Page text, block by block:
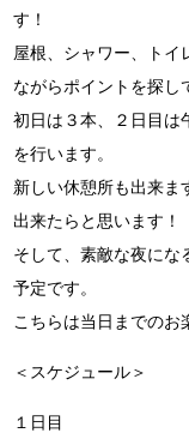
す！
屋根、シャワー、トイ
ながらポイントを探し
初日は３本、２日目
を行います。
新しい休憩所も出来ま
出来たらと思います！
そして、素敵な夜にな
予定です。
こちらは当日までのお
＜スケジュール＞
１日目